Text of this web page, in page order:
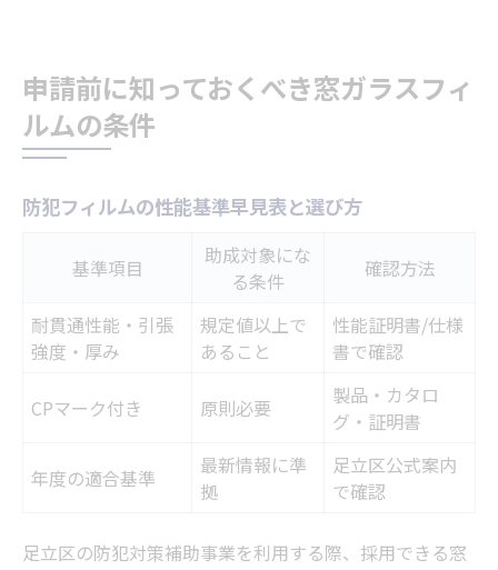
申請前に知っておくべき窓ガラスフィ
ルムの条件
防犯フィルムの性能基準早見表と選び方
基準項目
助成対象にな
る条件
確認方法
耐貫通性能・引張
強度・厚み
規定値以上で
あること
性能証明書/仕様
書で確認
CPマーク付き 原則必要
製品・カタロ
グ・証明書
年度の適合基準
最新情報に準
拠
足立区公式案内
で確認
足立区の防犯対策補助事業を利用する際、採用できる窓